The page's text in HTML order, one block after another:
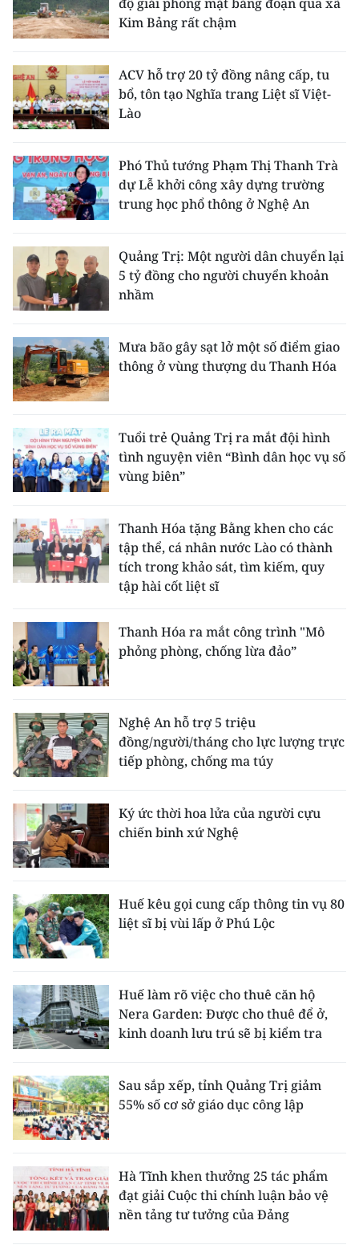
Kim Bảng rất chậm
ACV hỗ trợ 20 tỷ đồng nâng cấp, tu
bổ, tôn tạo Nghĩa trang Liệt sĩ Việt-
Lào
Phó Thủ tướng Phạm Thị Thanh Trà
dự Lễ khởi công xây dựng trường
trung học phổ thông ở Nghệ An
Quảng Trị: Một người dân chuyển lại
5 tỷ đồng cho người chuyển khoản
nhầm
Mưa bão gây sạt lở một số điểm giao
thông ở vùng thượng du Thanh Hóa
Tuổi trẻ Quảng Trị ra mắt đội hình
tình nguyện viên “Bình dân học vụ số
vùng biên”
Thanh Hóa tặng Bằng khen cho các
tập thể, cá nhân nước Lào có thành
tích trong khảo sát, tìm kiếm, quy
tập hài cốt liệt sĩ
Thanh Hóa ra mắt công trình "Mô
phỏng phòng, chống lừa đảo”
Nghệ An hỗ trợ 5 triệu
đồng/người/tháng cho lực lượng trực
tiếp phòng, chống ma túy
Ký ức thời hoa lửa của người cựu
chiến binh xứ Nghệ
Huế kêu gọi cung cấp thông tin vụ 80
liệt sĩ bị vùi lấp ở Phú Lộc
Huế làm rõ việc cho thuê căn hộ
Nera Garden: Được cho thuê để ở,
kinh doanh lưu trú sẽ bị kiểm tra
Sau sắp xếp, tỉnh Quảng Trị giảm
55% số cơ sở giáo dục công lập
Hà Tĩnh khen thưởng 25 tác phẩm
đạt giải Cuộc thi chính luận bảo vệ
nền tảng tư tưởng của Đảng